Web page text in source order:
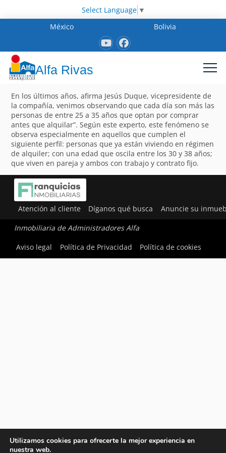
Select Language ▼
México
Bolivia
Alfa Rivas
En los últimos años, afirma Jesús Duque, vicepresidente de
la compañía, venimos observando que cada día son más las
personas de entre 25 a 35 años que optan por comprar
antes que alquilar”. Según este experto, este fenómeno se
observa especialmente en aquellos que cumplen el
siguiente perfil: personas que ya están viviendo en régimen
de alquiler; con una edad que oscila entre los 30 y 38 años;
que viven en pareja y ambos con trabajo y contrato fijo.
Atención al cliente Díganos qué busca Anuncie su
Inmobiliaria de Administradores Alfa
Aviso legal
Política de Privacidad Política de cookies
Utilizamos cookies para ofrecerte la mejor experiencia en
nuestra web.